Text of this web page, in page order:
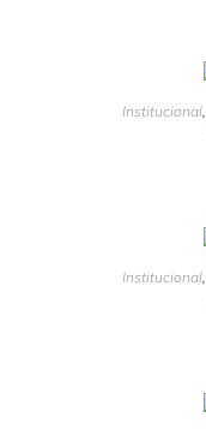
Institucional,
Institucional,